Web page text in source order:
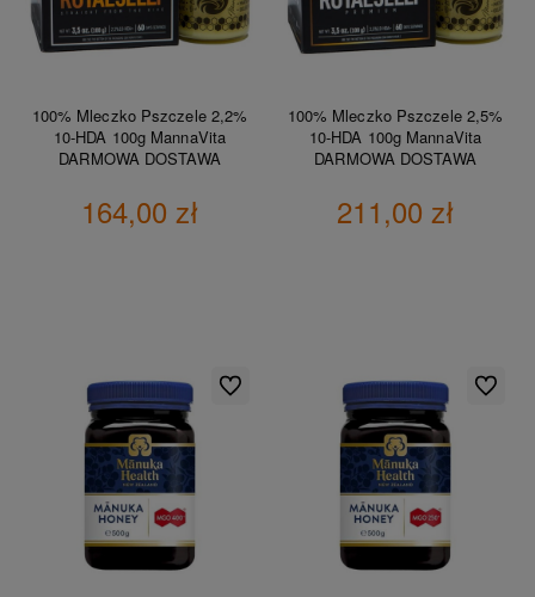
100% Mleczko Pszczele 2,2%
10-HDA 100g MannaVita
DARMOWA DOSTAWA
164,00 zł
100% Mleczko Pszczele 2,5%
10-HDA 100g MannaVita
DARMOWA DOSTAWA
211,00 zł
Do ulubionych Do